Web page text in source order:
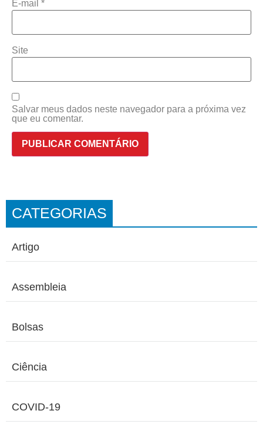
E-mail *
Site
Salvar meus dados neste navegador para a próxima vez
que eu comentar.
CATEGORIAS
Artigo
Assembleia
Bolsas
Ciência
COVID-19